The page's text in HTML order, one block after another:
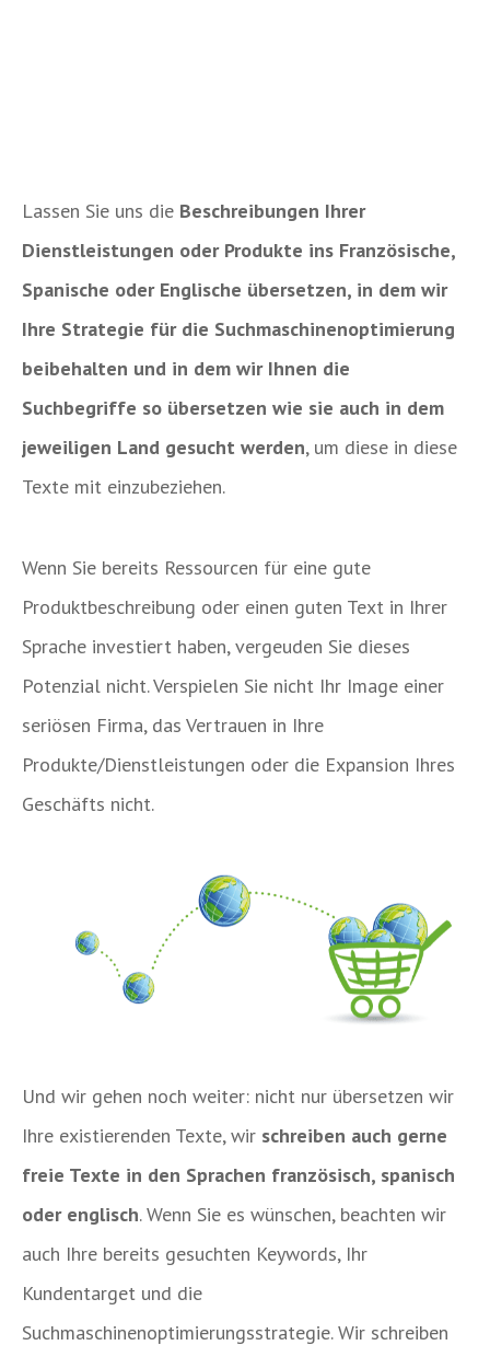
Lassen Sie uns die Beschreibungen Ihrer
Dienstleistungen oder Produkte ins Französische,
Spanische oder Englische übersetzen, in dem wir
Ihre Strategie für die Suchmaschinenoptimierung
beibehalten und in dem wir Ihnen die
Suchbegriffe so übersetzen wie sie auch in dem
jeweiligen Land gesucht werden, um diese in diese
Texte mit einzubeziehen.
Wenn Sie bereits Ressourcen für eine gute
Produktbeschreibung oder einen guten Text in Ihrer
Sprache investiert haben, vergeuden Sie dieses
Potenzial nicht. Verspielen Sie nicht Ihr Image einer
seriösen Firma, das Vertrauen in Ihre
Produkte/Dienstleistungen oder die Expansion Ihres
Geschäfts nicht.
Und wir gehen noch weiter: nicht nur übersetzen wir
Ihre existierenden Texte, wir schreiben auch gerne
freie Texte in den Sprachen französisch, spanisch
oder englisch. Wenn Sie es wünschen, beachten wir
auch Ihre bereits gesuchten Keywords, Ihr
Kundentarget und die
Suchmaschinenoptimierungsstrategie. Wir schreiben